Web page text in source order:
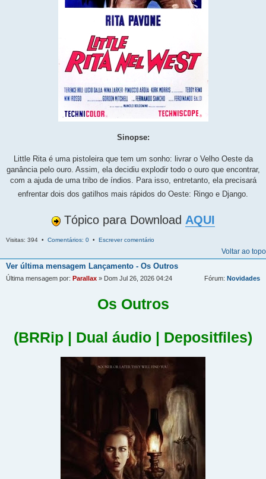
Sinopse:
Little Rita é uma pistoleira que tem um sonho: livrar o Velho Oeste da
ganância pelo ouro. Assim, ela decidiu explodir todo o ouro que encontrar,
com a ajuda de uma tribo de índios. Para isso, entretanto, ela precisará
enfrentar dois dos gatilhos mais rápidos do Oeste: Ringo e Django.
Tópico para Download AQUI
Visitas: 394 • Comentários: 0 • Escrever comentário
Voltar ao topo
Ver última mensagem Lançamento - Os Outros
Última mensagem por: Parallax » Dom Jul 26, 2026 04:24 Fórum: Novidades
Os Outros
(BRRip | Dual áudio | Depositfiles)